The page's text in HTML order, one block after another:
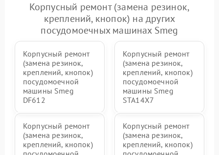
Корпусный ремонт (замена резинок,
креплений, кнопок) на других
посудомоечных машинах Smeg
Корпусный ремонт
(замена резинок,
креплений, кнопок)
посудомоечной
машины Smeg
DF612
Корпусный ремонт
(замена резинок,
креплений, кнопок)
посудомоечной
машины Smeg
STA14X7
Корпусный ремонт
(замена резинок,
креплений, кнопок)
Корпусный ремонт
(замена резинок,
креплений, кнопок)